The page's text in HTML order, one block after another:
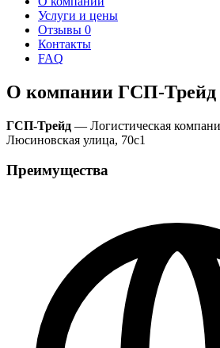
Услуги и цены
Отзывы 0
Контакты
FAQ
О компании ГСП-Трейд
ГСП-Трейд — Логистическая
Люсиновская улица, 70с1
Преимущества